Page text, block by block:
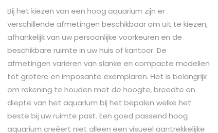
Bij het kiezen van een hoog aquarium zijn er
verschillende afmetingen beschikbaar om uit te kiezen,
afhankelijk van uw persoonlijke voorkeuren en de
beschikbare ruimte in uw huis of kantoor. De
afmetingen variëren van slanke en compacte modellen
tot grotere en imposante exemplaren. Het is belangrijk
om rekening te houden met de hoogte, breedte en
diepte van het aquarium bij het bepalen welke het
beste bij uw ruimte past. Een goed passend hoog
aquarium creëert niet alleen een visueel aantrekkelijke